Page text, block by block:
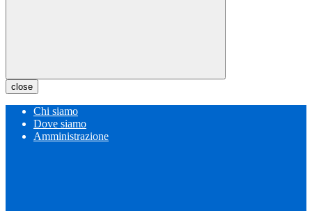
close
Chi siamo
Dove siamo
Amministrazione